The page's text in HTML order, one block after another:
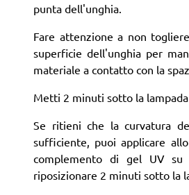
punta dell'unghia.
Fare attenzione a non
superficie dell'unghia per
materiale a contatto con la
Metti 2 minuti sotto la lampada
Se ritieni che la curvatura
sufficiente, puoi applicare
complemento di gel UV
riposizionare 2 minuti sotto la